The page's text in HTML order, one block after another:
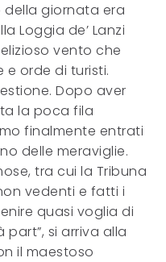
giornata era
Loggia de’ Lanzi
vento che
orde di turisti.
Dopo aver
la poca fila
finalmente entrati
delle meraviglie.
tra cui la Tribuna
vedenti e fatti i
quasi voglia di
part”, si arriva alla
il maestoso